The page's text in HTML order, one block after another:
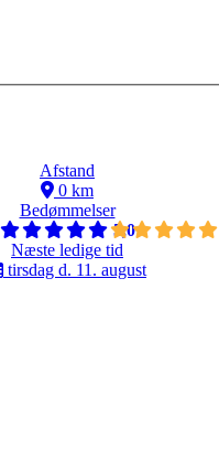
Afstand
0 km
Bedømmelser
5,0
Næste ledige tid
tirsdag d. 11. august